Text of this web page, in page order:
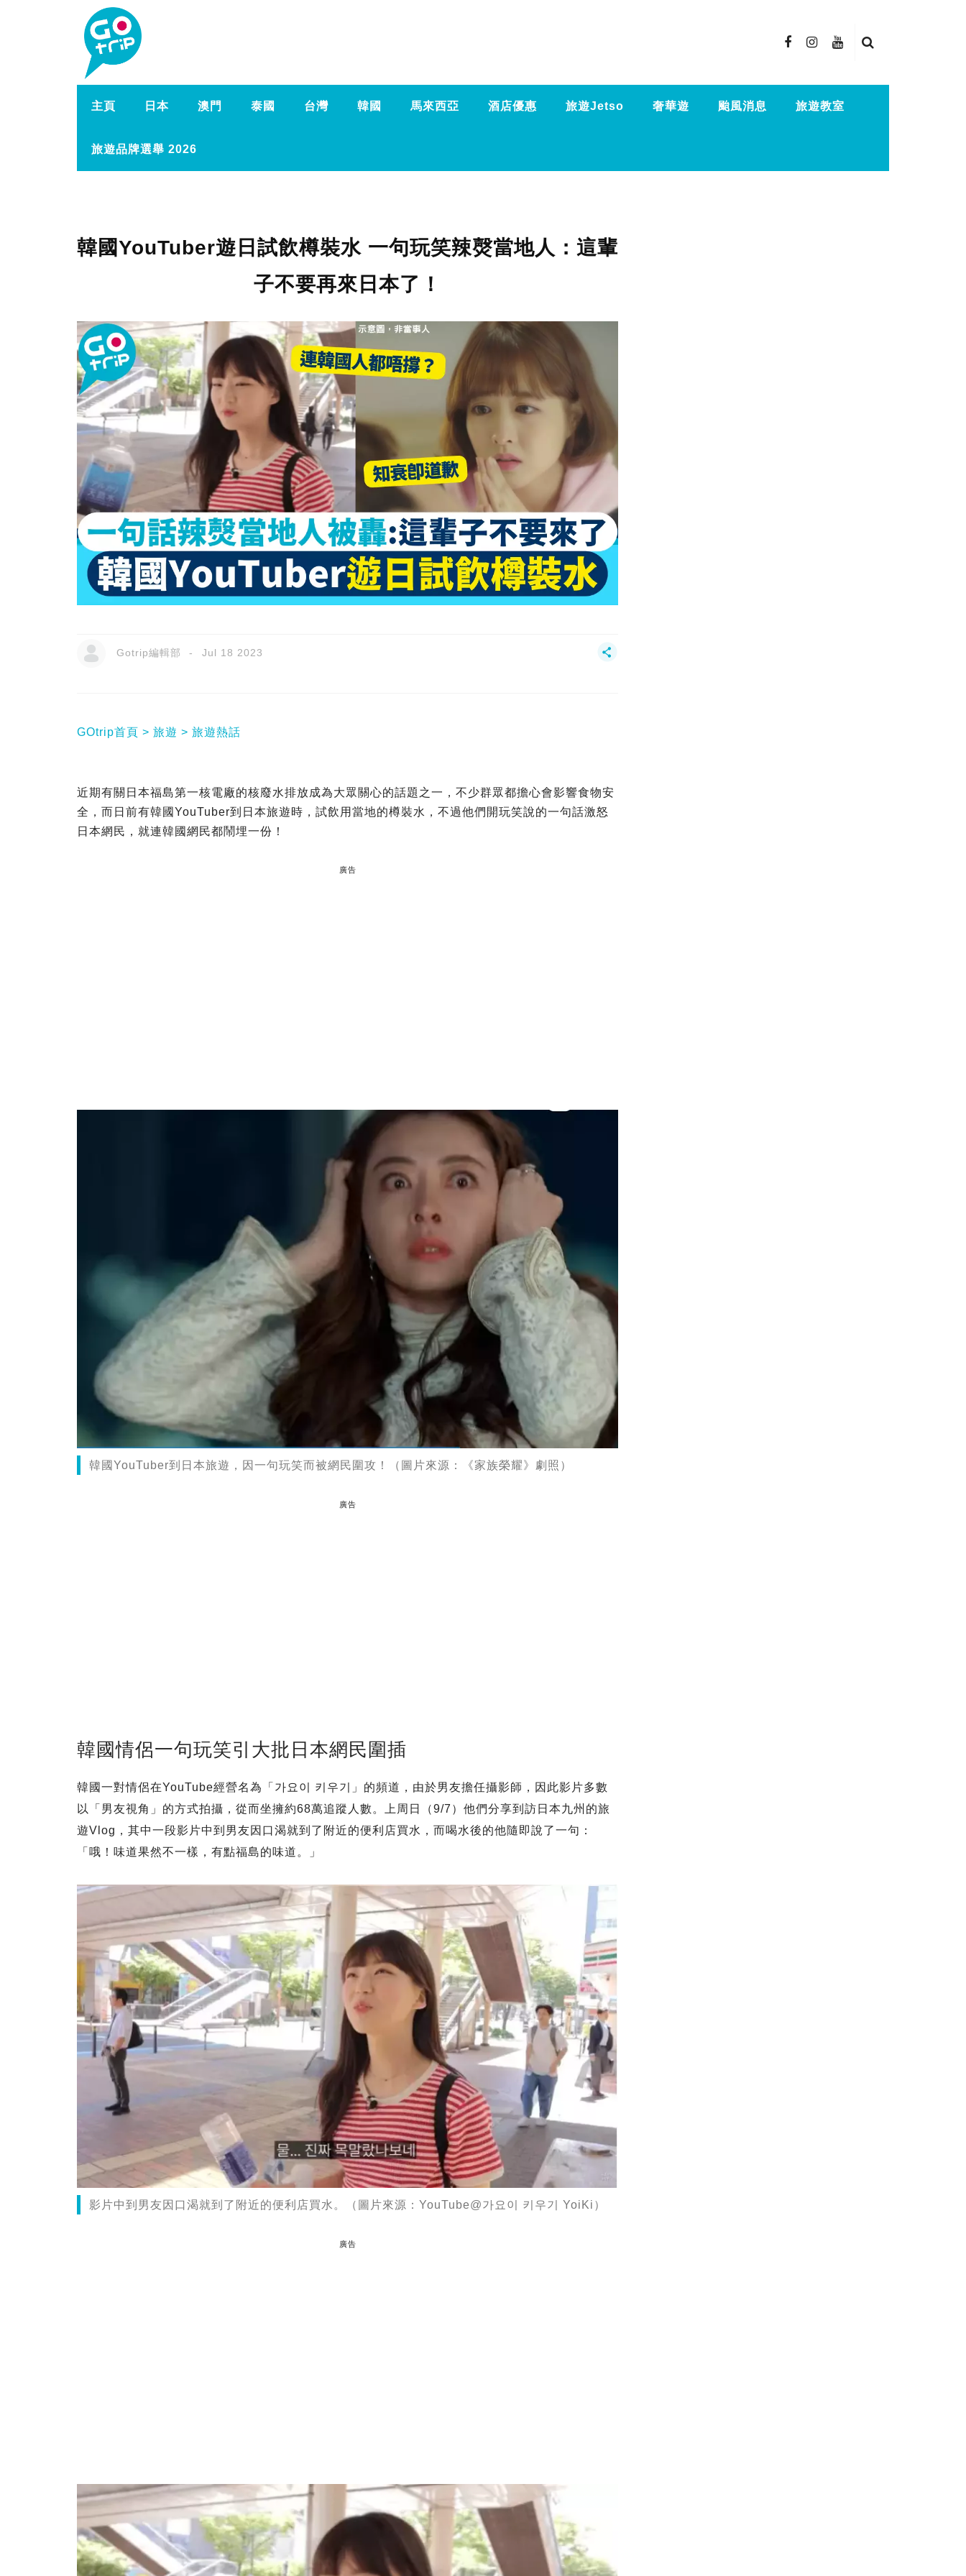
主頁 日本 澳門 泰國 台灣 韓國 馬來西亞 酒店優惠 旅遊Jetso 奢華遊 颱風消息 旅遊教室
旅遊品牌選舉 2026
韓國YouTuber遊日試飲樽裝水 一句玩笑辣㷫當地人：這輩
子不要再來日本了！
Gotrip編輯部 Jul 18 2023
GOtrip首頁 旅遊 旅遊熱話
近期有關日本福島第一核電廠的核廢水排放成為大眾關心的話題之一，不少群眾都擔心會影響食物安
全，而日前有韓國YouTuber到日本旅遊時，試飲用當地的樽裝水，不過他們開玩笑說的一句話激怒
日本網民，就連韓國網民都鬧埋一份！
廣告
韓國YouTuber到日本旅遊，因一句玩笑而被網民圍攻！（圖片來源：《家族榮耀》劇照）
廣告
韓國情侶一句玩笑引大批日本網民圍插
韓國一對情侶在YouTube經營名為「가요이 키우기」的頻道，由於男友擔任攝影師，因此影片多數
以「男友視角」的方式拍攝，從而坐擁約68萬追蹤人數。上周日（9/7）他們分享到訪日本九州的旅
遊Vlog，其中一段影片中到男友因口渴就到了附近的便利店買水，而喝水後的他隨即說了一句：
「哦！味道果然不一樣，有點福島的味道。」
影片中到男友因口渴就到了附近的便利店買水。（圖片來源：YouTube@가요이 키우기 YoiKi）
廣告